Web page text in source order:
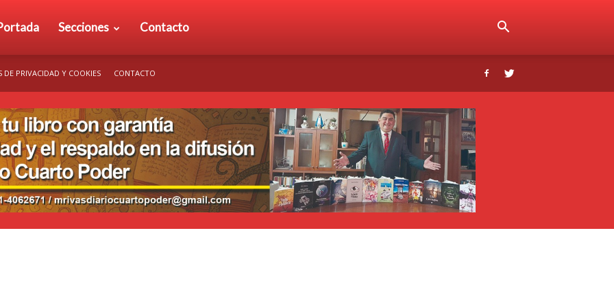
Secciones Contacto
DE PRIVACIDAD Y COOKIES CONTACTO